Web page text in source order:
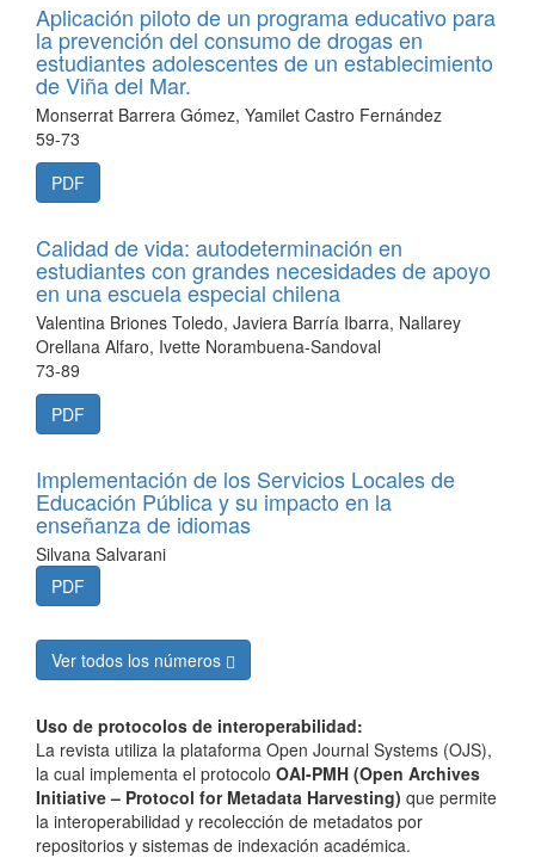
Aplicación piloto de un programa educativo para
la prevención del consumo de drogas en
estudiantes adolescentes de un establecimiento
de Viña del Mar.
Monserrat Barrera Gómez, Yamilet Castro Fernández
59-73
PDF
Calidad de vida: autodeterminación en
estudiantes con grandes necesidades de apoyo
en una escuela especial chilena
Valentina Briones Toledo, Javiera Barría Ibarra, Nallarey
Orellana Alfaro, Ivette Norambuena-Sandoval
73-89
PDF
Implementación de los Servicios Locales de
Educación Pública y su impacto en la
enseñanza de idiomas
Silvana Salvarani
PDF
Ver todos los números
Uso de protocolos de interoperabilidad:
La revista utiliza la plataforma Open Journal Systems (OJS),
la cual implementa el protocolo OAI-PMH (Open Archives
Initiative – Protocol for Metadata Harvesting) que permite
la interoperabilidad y recolección de metadatos por
repositorios y sistemas de indexación académica.